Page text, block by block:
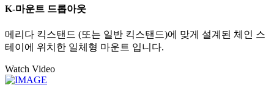
K-마운트 드롭아웃
메리다 킥스탠드 (또는 일반 킥스탠드)에 맞게 설계된 체인 스
테이에 위치한 일체형 마운트 입니다.
Watch Video